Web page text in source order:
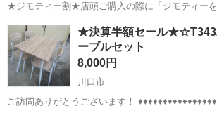
★ジモティー割★店頭ご購入の際に「ジモティー
ただくとジモティー限定価格（掲載価格の
です。 必ずご精算前にスタッフまでお伝えくださいませ。
-...
埼玉 春日部市 ダイニングセット サカ
★決算半額セール
ーブルセット
8,000円
川口市
ご訪問ありがとうございます！ ♦♦♦♦♦♦♦♦♦♦♦♦♦♦♦♦♦♦♦♦♦♦♦ 【半額セ